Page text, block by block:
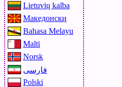
Lietuvių kalba
Македонски
Bahasa Melayu
Malti
Norsk
فارسی
Polski